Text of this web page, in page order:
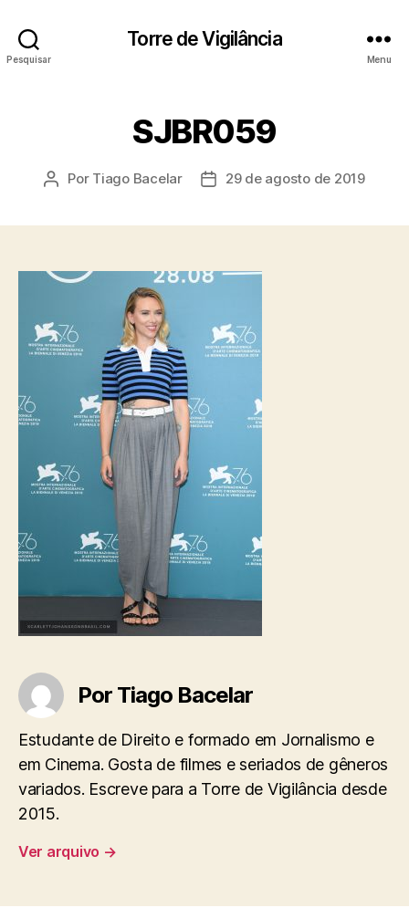
Pesquisar
Torre de Vigilância
Menu
SJBR059
Autor
Por Tiago Bacelar
Data29 de agosto de 2019
Por Tiago Bacelar
Estudante de Direito e formado em Jornalismo e
em Cinema. Gosta de filmes e seriados de gêneros
variados. Escreve para a Torre de Vigilância desde
2015.
Ver arquivo →